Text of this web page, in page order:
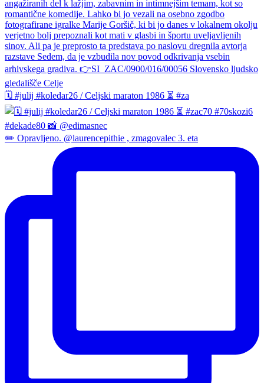
🗓️ #julij #koledar26 / Celjski maraton 1986 ⏳ #za
✏️ Opravljeno. @laurencepithie , zmagovalec 3. eta